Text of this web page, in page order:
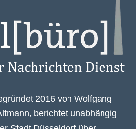
2016 von Wolfgang
berichtet unabhängig